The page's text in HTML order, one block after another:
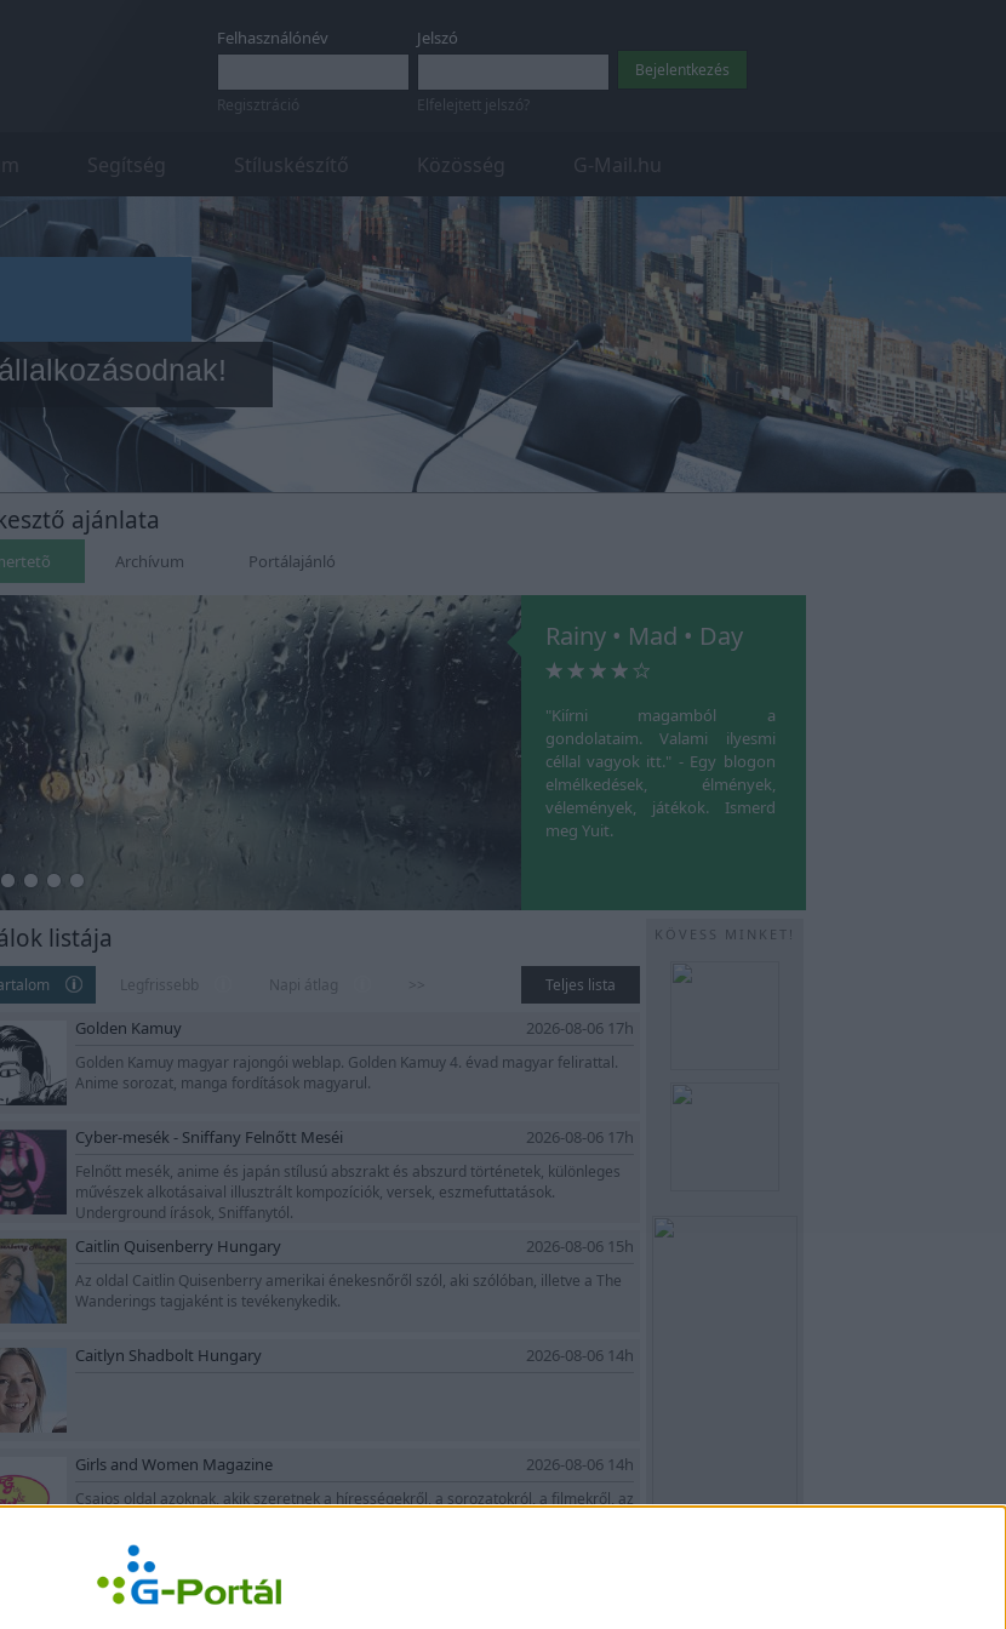
Felhasználónév
Regisztráció
Jelszó
Elfelejtett jelszó?
Segítség Stíluskészítő Közösség G-Mail.hu
ajánlata
Archívum Portálajánló
Rainy • Mad • Day
"Kiírni magamból a
gondolataim. Valami ilyesmi
céllal vagyok itt." - Egy blogon
elmélkedések, élmények,
vélemények, játékok. Ismerd
meg Yuit.
listája
Legfrissebb Napi átlag Teljes lista
Golden Kamuy 2026-08-06 17h
Golden Kamuy magyar rajongói weblap. Golden Kamuy 4. évad magyar felirattal.
Anime sorozat, manga fordítások magyarul.
Cyber-mesék - Sniffany Felnőtt Meséi 2026-08-06 17h
Felnőtt mesék, anime és japán stílusú abszrakt és abszurd történetek, különleges
művészek alkotásaival illusztrált kompozíciók, versek, eszmefuttatások.
Underground írások, Sniffanytól.
Caitlin Quisenberry Hungary 2026-08-06 15h
Az oldal Caitlin Quisenberry amerikai énekesnőről szól, aki szólóban, illetve a The
Wanderings tagjaként is tevékenykedik.
Caitlyn Shadbolt Hungary 2026-08-06 14h
Girls and Women Magazine 2026-08-06 14h
Csajos oldal azoknak, akik szeretnek a hírességekről, a sorozatokról, a filmekről, az
KÖVESS MINKET!